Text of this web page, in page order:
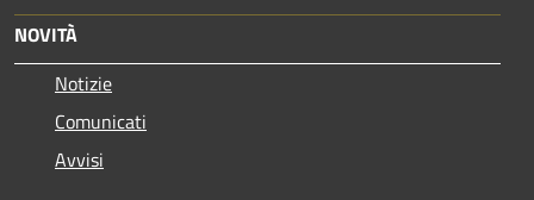
NOVITÀ
Notizie
Comunicati
Avvisi